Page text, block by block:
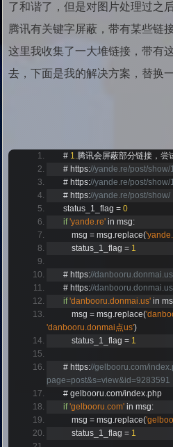
了和谐了，但是对图片处理过之
腾讯有关键字屏蔽，带有某些链
这里我收集了一大堆链接，带有
去，下面是我的解决方案，替换一
# 1.腾讯会屏蔽部分链接，尝
# https://yande.re/post/show/
# https://yande.re/post/show/
# https://yande.re/post/show/
        status_1_flag
= 0
if 'yande.re' in msg:
            msg
= msg.replace(
            status_1_flag
= 1
# https://
# https://
if 'danbooru.donmai.us' in
            msg
= msg.replace(
'danbooru.donmai点us')
            status_1_flag
= 1
# https://gelbooru.com/
page=post&s=view&id=9283591
# gelbooru.com/index.php
if 'gelbooru.com' in msg:
            msg
= msg.replace(
            status_1_flag
= 1